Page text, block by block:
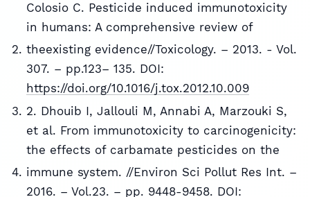
Colosio C. Pesticide induced immunotoxicity
in humans: A comprehensive review of
theexisting evidence//Toxicology. – 2013. - Vol.
307. – pp.123– 135. DOI:
https://doi.org/10.1016/j.tox.2012.10.009
2. Dhouib I, Jallouli M, Annabi A, Marzouki S,
et al. From immunotoxicity to carcinogenicity:
the effects of carbamate pesticides on the
immune system. //Environ Sci Pollut Res Int. –
2016. – Vol.23. – pp. 9448-9458. DOI: